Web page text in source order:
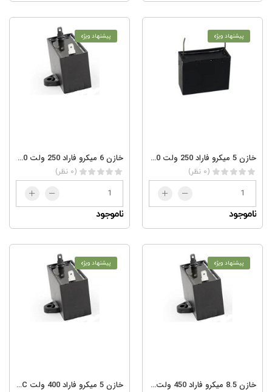
پیشنهاد ویژه
خازن 5 میکرو فاراد 250 ولت AC 5/250
(0 نظر)
ناموجود
پیشنهاد ویژه
خازن 6 میکرو فاراد 250 ولت AC 6/250
(0 نظر)
ناموجود
پیشنهاد ویژه
خازن 8.5 میکرو فاراد 450 ولت 8.5/450AC
پیشنهاد ویژه
خازن 5 میکرو فاراد 400 ولت 5/400AC